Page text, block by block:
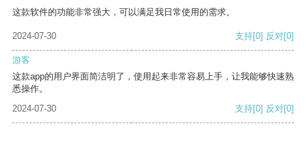
这款软件的功能非常强大，可以满足我日常使用的需求。
2024-07-30 支持[0] 反对[0]
游客
这款app的用户界面简洁明了，使用起来非常容易上手，让我能够快速熟
悉操作。
2024-07-30
支持[0] 反对[0]